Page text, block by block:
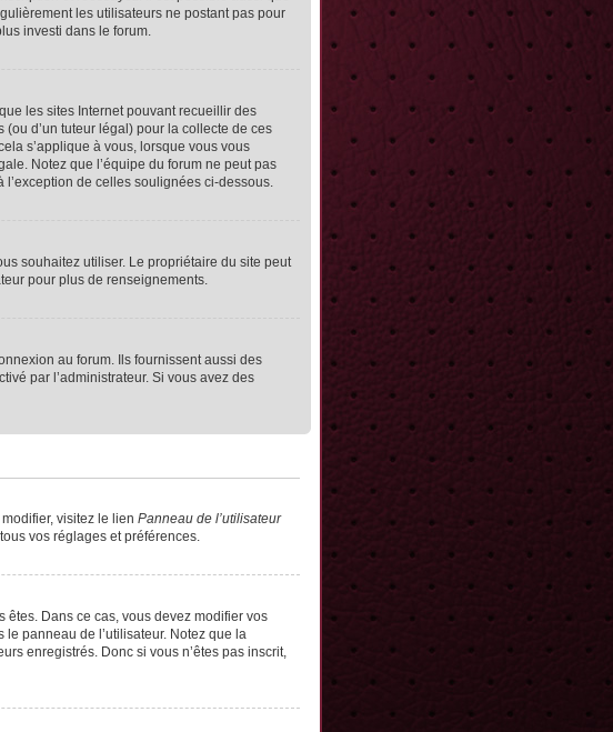
les utilisateurs ne postant pas pour
investi dans le forum.
les sites Internet pouvant recueillir des
(ou d’un tuteur légal) pour la collecte de ces
s’applique à vous, lorsque vous vous
Notez que l’équipe du forum ne peut pas
de celles soulignées ci-dessous.
souhaitez utiliser. Le propriétaire du site peut
pour plus de renseignements.
au forum. Ils fournissent aussi des
par l’administrateur. Si vous avez des
visitez le lien Panneau de l’utilisateur
vos réglages et préférences.
êtes. Dans ce cas, vous devez modifier vos
panneau de l’utilisateur. Notez que la
enregistrés. Donc si vous n’êtes pas inscrit,